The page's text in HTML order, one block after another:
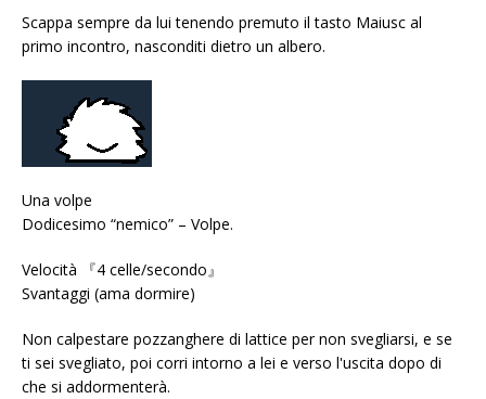
Scappa sempre da lui tenendo premuto il tasto Maiusc al
primo incontro, nasconditi dietro un albero.
Una volpe
Dodicesimo “nemico” – Volpe.
Velocità 『4 celle/secondo』
Svantaggi (ama dormire)
Non calpestare pozzanghere di lattice per non svegliarsi, e se
ti sei svegliato, poi corri intorno a lei e verso l'uscita dopo di
che si addormenterà.